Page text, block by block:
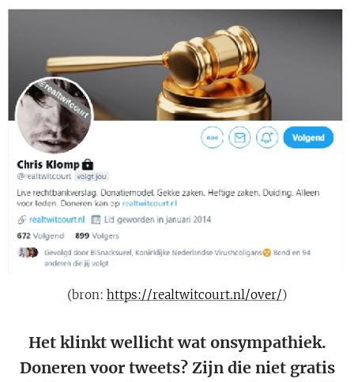
(bron: https://realtwitcourt.nl/over/)
Het klinkt wellicht wat onsympathiek.
Doneren voor tweets? Zijn die niet gratis